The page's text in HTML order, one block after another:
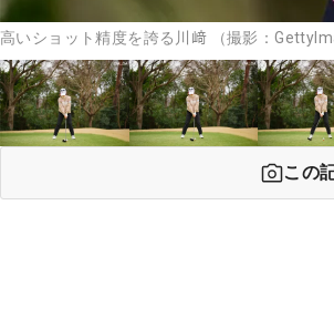
高いショット精度を誇る川﨑 （撮影：
この